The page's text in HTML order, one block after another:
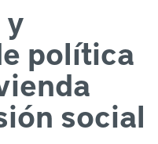
política
social